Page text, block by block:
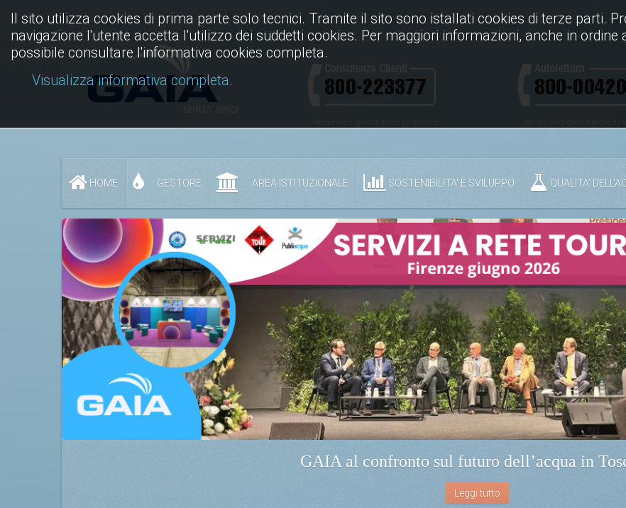
HOME GESTORE AREA ISTITUZIONALE SOSTENIBILITA' E SVILUPPO QUALITA’
GAIA al confronto sul futuro dell’acqua in
Leggi tutto
Il sito utilizza cookies di prima parte solo tecnici. Tramite il sito sono istallati cookies di terze parti.
navigazione l'utente accetta l'utilizzo dei suddetti cookies. Per maggiori informazioni, anche in ordine
possibile consultare l'informativa cookies completa.
Visualizza informativa completa.